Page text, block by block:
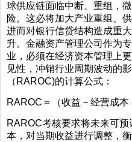
球供应链面临中断、重组，
险。这必将加大产业重组、
进而对银行信贷结构造成重
升。金融资产管理公司作为
业，必须在经济资本管理上
见性，冲销行业周期波动的
（RAROC)的计算公式：
RAROC＝（收益－经营成
RAROC考核要求将未来可
本，对当期收益进行调整，